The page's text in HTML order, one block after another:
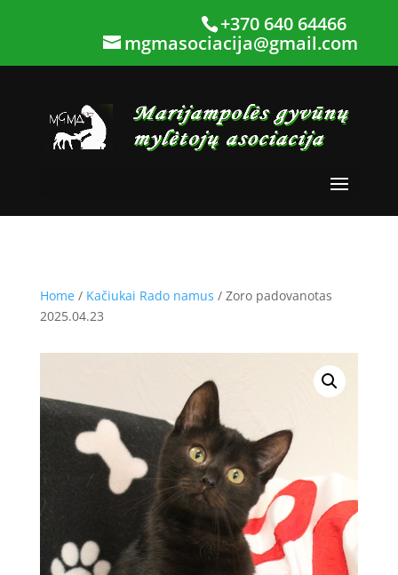
+370 640 64466
mgmasociacija@gmail.com
Home/ Kačiukai Rado namus / Zoro padovanotas
2025.04.23